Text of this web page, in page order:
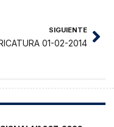
SIGUIENTE
01-02-2014